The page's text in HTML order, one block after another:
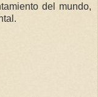
del mundo,